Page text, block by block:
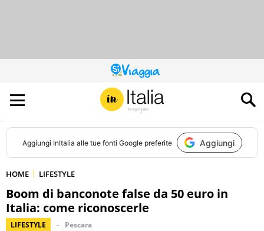
QUESTO
SITO
CONTRIBUISCE
ALL’AUDIENCE
DI
Aggiungi InItalia alle tue fonti Google preferite Aggiungi
HOME LIFESTYLE
Boom di banconote false da 50 euro in
Italia: come riconoscerle
LIFESTYLE Pescara